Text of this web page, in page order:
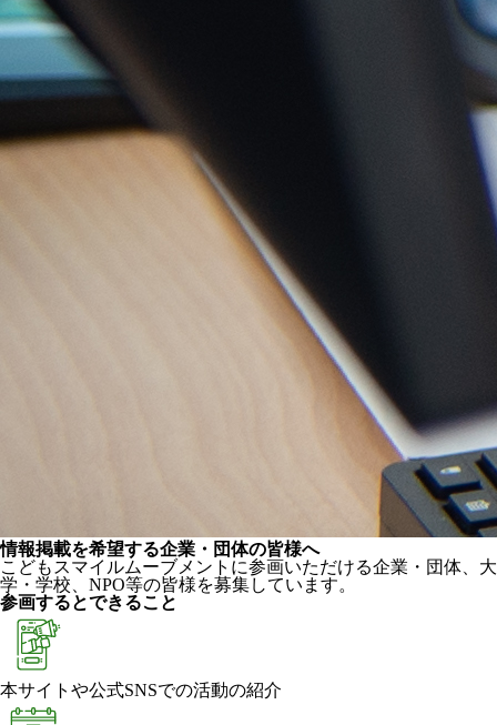
情報掲載を希望する企業・団体の皆様へ
こどもスマイルムーブメントに参画いただける企業・団体、大
学・学校、NPO等の皆様を募集しています。
参画するとできること
本サイトや公式SNSでの活動の紹介